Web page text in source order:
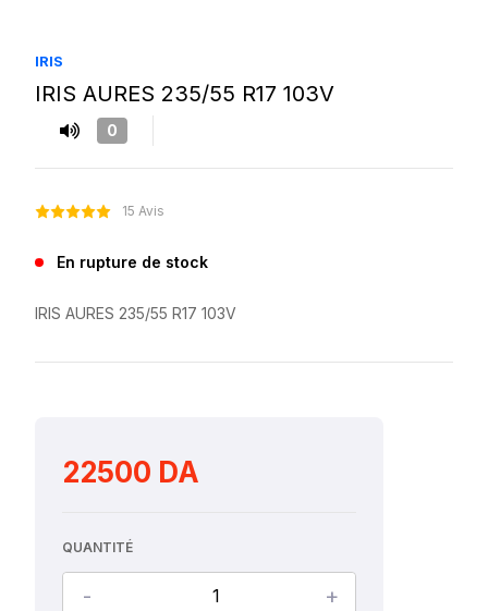
IRIS
IRIS AURES 235/55 R17 103V
0
15 Avis
En rupture de stock
IRIS AURES 235/55 R17 103V
22500 DA
QUANTITÉ
- +